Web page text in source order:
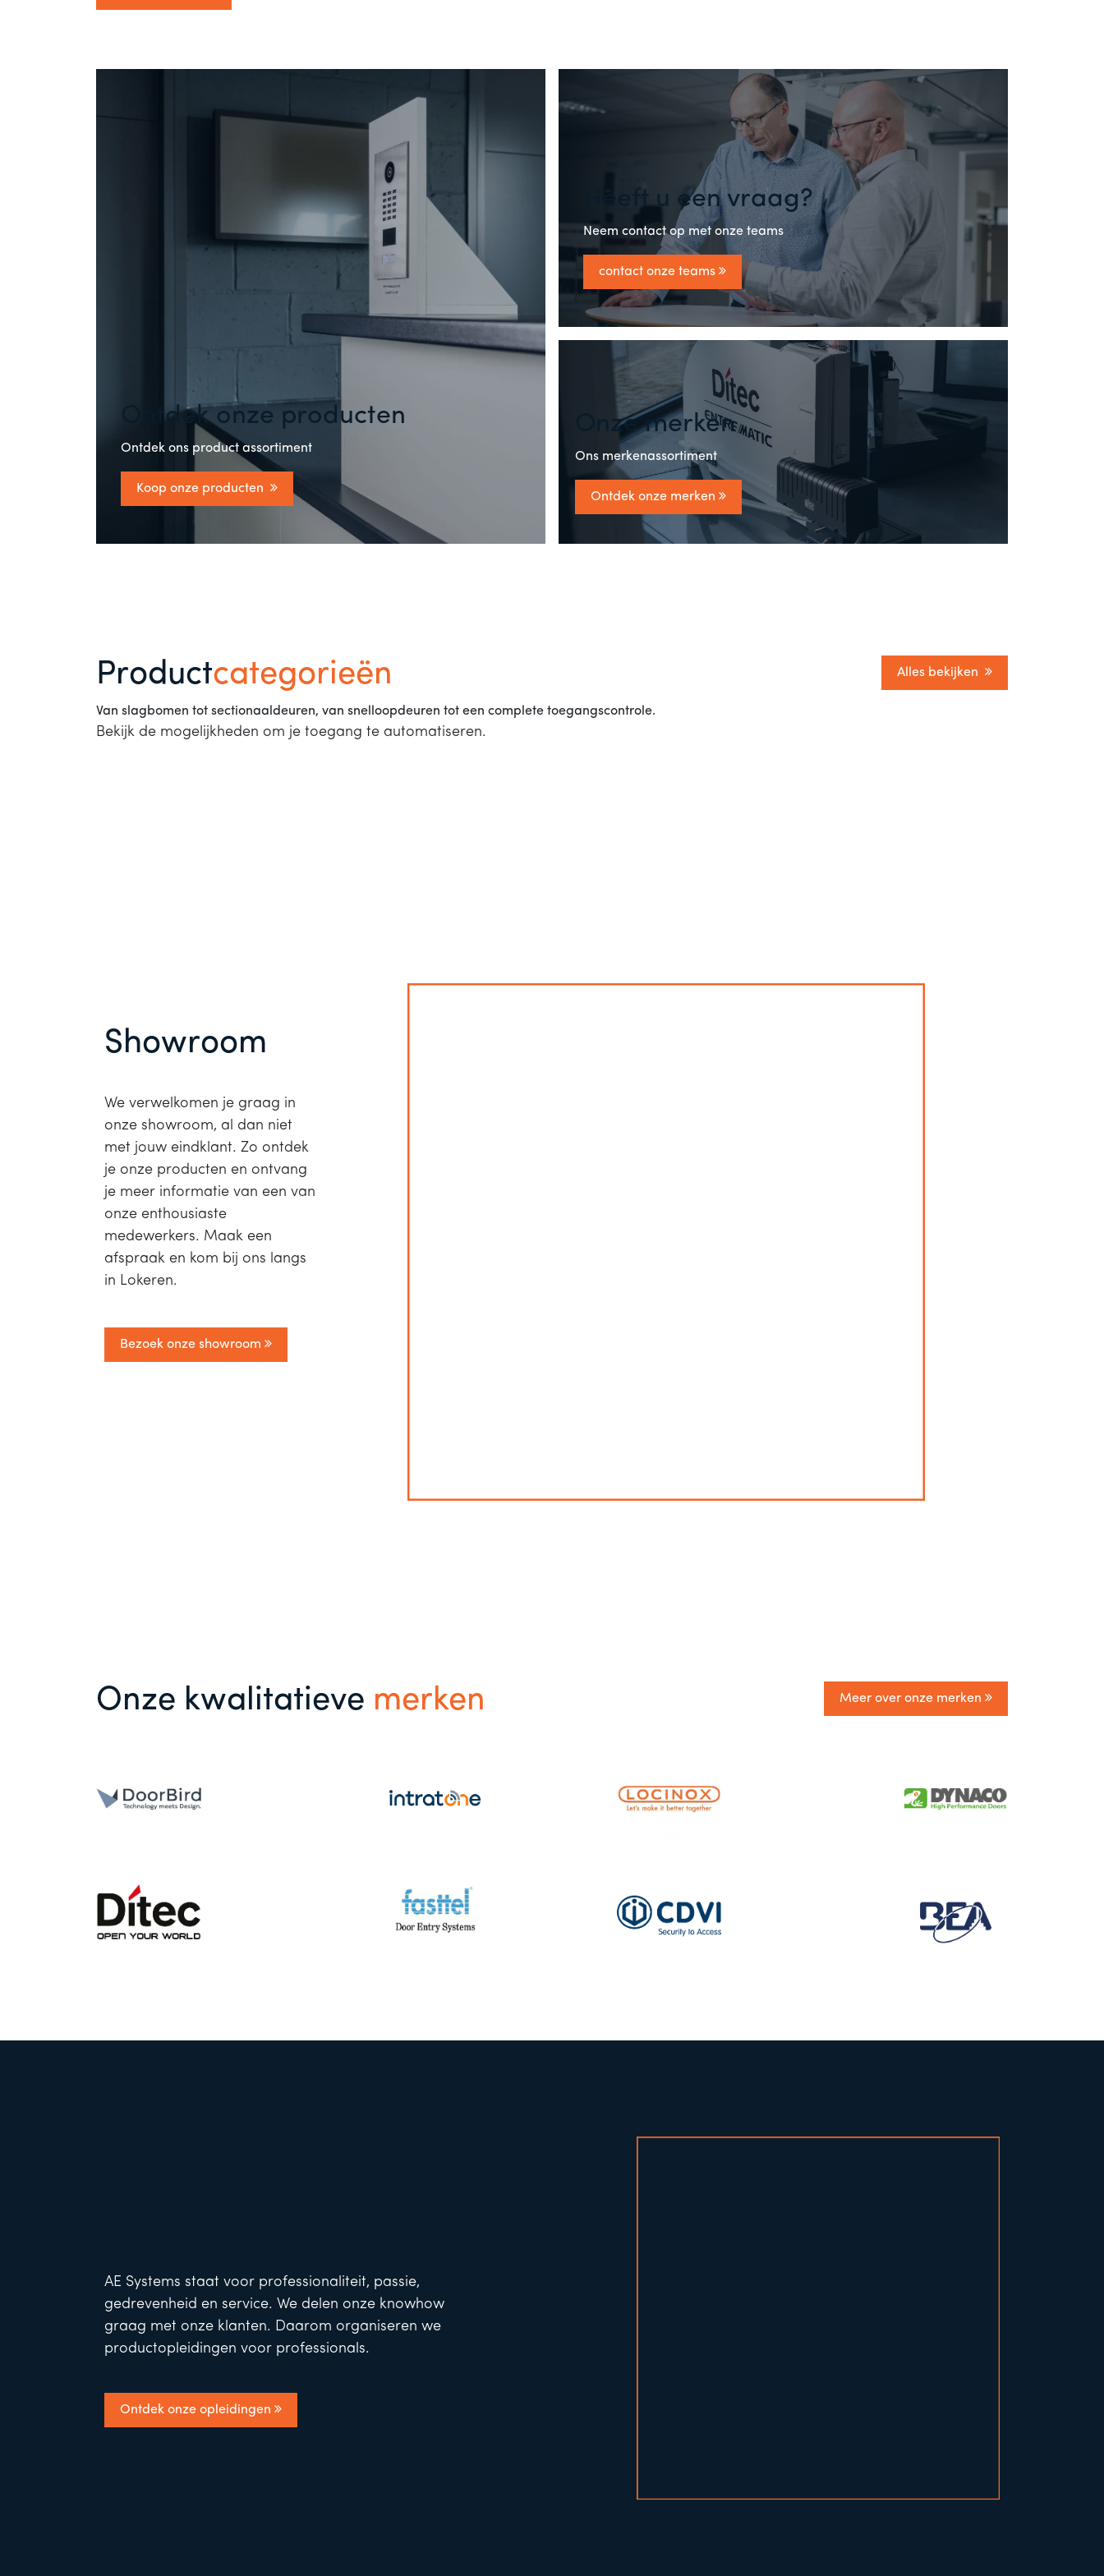
Ontdek onze producten
Ontdek ons product assortiment
Koop onze producten
Heeft u een vraag?
Neem contact op met onze teams
contact onze teams
Onze merken
Ons merkenassortiment
Ontdek onze merken
Productcategorieën
Van slagbomen tot sectionaaldeuren, van snelloopdeuren tot een complete toegangscontrole.
Bekijk de mogelijkheden om je toegang te automatiseren.
Alles bekijken
Showroom
We verwelkomen je graag in
onze showroom, al dan niet
met jouw eindklant. Zo ontdek
je onze producten en ontvang
je meer informatie van een van
onze enthousiaste
medewerkers. Maak een
afspraak en kom bij ons langs
in Lokeren.
Bezoek onze showroom
Onze kwalitatieve merken Meer over onze merken
AE Systems staat voor professionaliteit, passie,
gedrevenheid en service. We delen onze knowhow
graag met onze klanten. Daarom organiseren we
productopleidingen voor professionals.
Ontdek onze opleidingen